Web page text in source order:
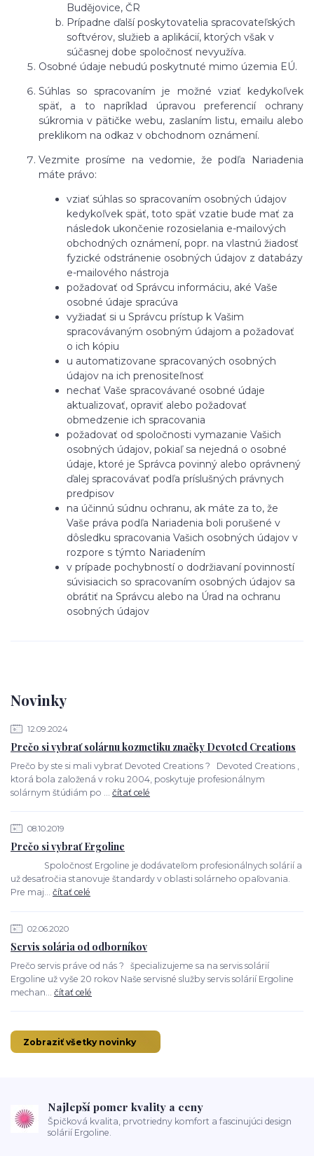
Novinky
12.09.2024
Prečo si vybrať solárnu kozmetiku značky Devoted Creations
Prečo by ste si mali vybrať Devoted Creations ? Devoted Creations ,
ktorá bola založená v roku 2004, poskytuje profesionálnym
solárnym štúdiám po ... čítať celé
08.10.2019
Prečo si vybrať Ergoline
Spoločnosť Ergoline je dodávateľom profesionálnych solárií a
už desaťročia stanovuje štandardy v oblasti solárneho opaľovania.
Pre maj... čítať celé
02.06.2020
Servis solária od odborníkov
Prečo servis práve od nás ? špecializujeme sa na servis solárií
Ergoline už vyše 20 rokov Naše servisné služby servis solárií Ergoline
mechan... čítať celé
Zobraziť všetky novinky
Budějovice, ČR
Prípadne ďalší poskytovatelia spracovateľských
softvérov, služieb a aplikácií, ktorých však v
súčasnej dobe spoločnosť nevyužíva.
Osobné údaje nebudú poskytnuté mimo územia EÚ.
Súhlas so spracovaním je možné vziať kedykoľvek
späť, a to napríklad úpravou preferencií ochrany
súkromia v pätičke webu, zaslaním listu, emailu alebo
preklikom na odkaz v obchodnom oznámení.
Vezmite prosíme na vedomie, že podľa Nariadenia
máte právo:
vziať súhlas so spracovaním osobných údajov
kedykoľvek späť, toto späť vzatie bude mať za
následok ukončenie rozosielania e-mailových
obchodných oznámení, popr. na vlastnú žiadosť
fyzické odstránenie osobných údajov z databázy
e-mailového nástroja
požadovať od Správcu informáciu, aké Vaše
osobné údaje spracúva
vyžiadať si u Správcu prístup k Vašim
spracovávaným osobným údajom a požadovať
o ich kópiu
u automatizovane spracovaných osobných
údajov na ich prenositeľnosť
nechať Vaše spracovávané osobné údaje
aktualizovať, opraviť alebo požadovať
obmedzenie ich spracovania
požadovať od spoločnosti vymazanie Vašich
osobných údajov, pokiaľ sa nejedná o osobné
údaje, ktoré je Správca povinný alebo oprávnený
ďalej spracovávať podľa príslušných právnych
predpisov
na účinnú súdnu ochranu, ak máte za to, že
Vaše práva podľa Nariadenia boli porušené v
dôsledku spracovania Vašich osobných údajov v
rozpore s týmto Nariadením
v prípade pochybností o dodržiavaní povinností
súvisiacich so spracovaním osobných údajov sa
obrátiť na Správcu alebo na Úrad na ochranu
osobných údajov
Najlepší pomer kvality a ceny
Špičková kvalita, prvotriedny komfort a fascinujúci design
solárií Ergoline.